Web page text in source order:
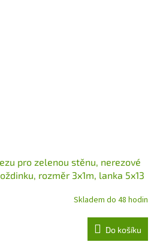
pro zelenou stěnu, nerezové
rozměr 3x1m, lanka 5x13
Skladem do 48 hodin
Do košíku